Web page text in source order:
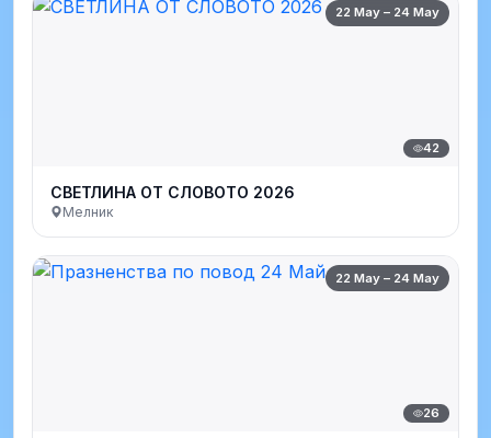
22 May – 24 May
42
СВЕТЛИНА ОТ СЛОВОТО 2026
Мелник
22 May – 24 May
26